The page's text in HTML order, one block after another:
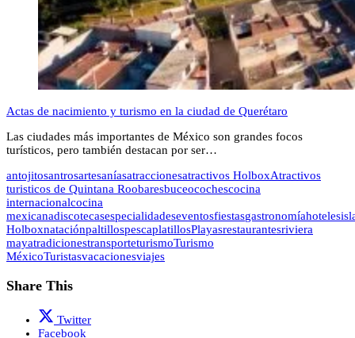
Actas de nacimiento y turismo en la ciudad de Querétaro
Las ciudades más importantes de México son grandes focos
turísticos, pero también destacan por ser…
antojitosantrosartesaníasatraccionesatractivos HolboxAtractivos
turisticos de Quintana Roobaresbuceocochescocina
internacionalcocina
mexicanadiscotecasespecialidadeseventosfiestasgastronomíahoteles
HolboxnataciónpaltillospescaplatillosPlayasrestaurantesriviera
mayatradicionestransporteturismoTurismo
MéxicoTuristasvacacionesviajes
Share This
Twitter
Facebook